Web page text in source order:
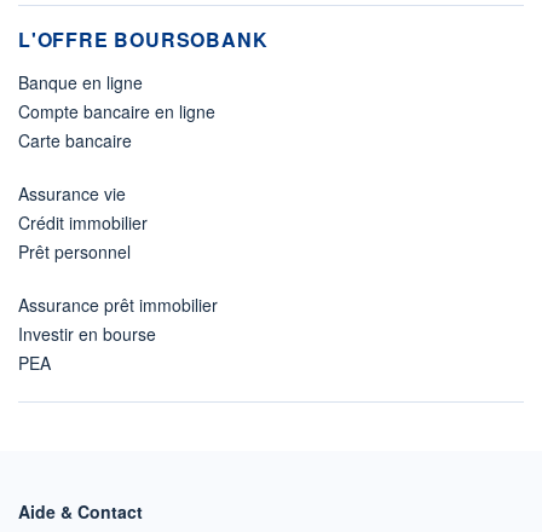
L'OFFRE BOURSOBANK
Banque en ligne
Compte bancaire en ligne
Carte bancaire
Assurance vie
Crédit immobilier
Prêt personnel
Assurance prêt immobilier
Investir en bourse
PEA
Aide & Contact